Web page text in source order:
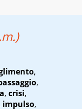
,
,
, crisi,
impulso,